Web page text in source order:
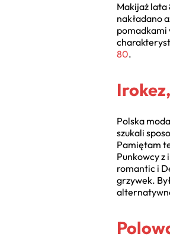
Makijaż lata
nakładano
pomadkami
80.
Polska
szukali
Pamiętam
Punkowcy
romantic i
grzywek.